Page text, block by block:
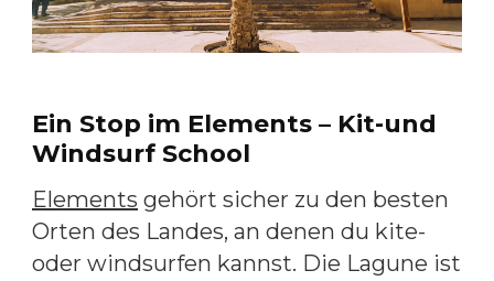
Ein Stop im Elements – Kit-und
Windsurf School
Elements gehört sicher zu den besten
Orten des Landes, an denen du kite-
oder windsurfen kannst. Die Lagune ist